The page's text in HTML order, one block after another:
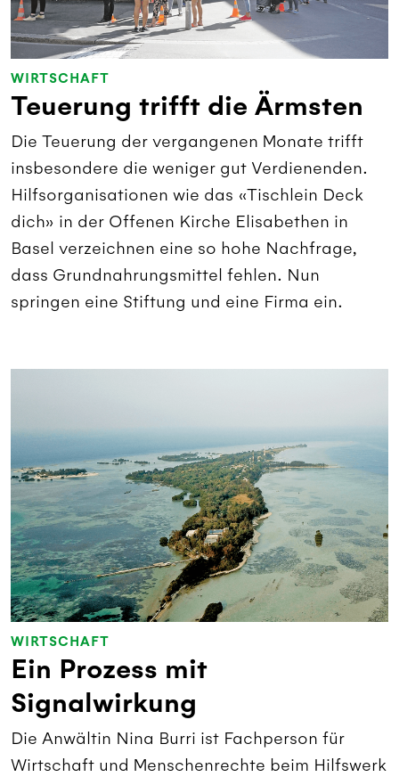
WIRTSCHAFT
Teuerung trifft die Ärmsten
Die Teuerung der vergangenen Monate trifft
insbesondere die weniger gut Verdienenden.
Hilfsorganisationen wie das «Tischlein Deck
dich» in der Offenen Kirche Elisabethen in
Basel verzeichnen eine so hohe Nachfrage,
dass Grundnahrungsmittel fehlen. Nun
springen eine Stiftung und eine Firma ein.
WIRTSCHAFT
Ein Prozess mit
Signalwirkung
Die Anwältin Nina Burri ist Fachperson für
Wirtschaft und Menschenrechte beim Hilfswerk